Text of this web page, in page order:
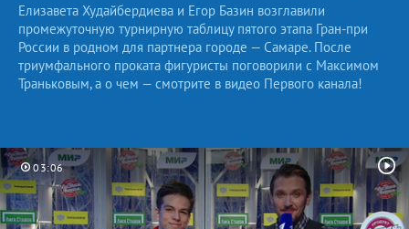
Елизавета Худайбердиева и Егор Базин возглавили
промежуточную турнирную таблицу пятого этапа Гран-при
России в родном для партнера городе — Самаре. После
триумфального проката фигуристы поговорили с Максимом
Траньковым, а о чем — смотрите в видео Первого канала!
03:06